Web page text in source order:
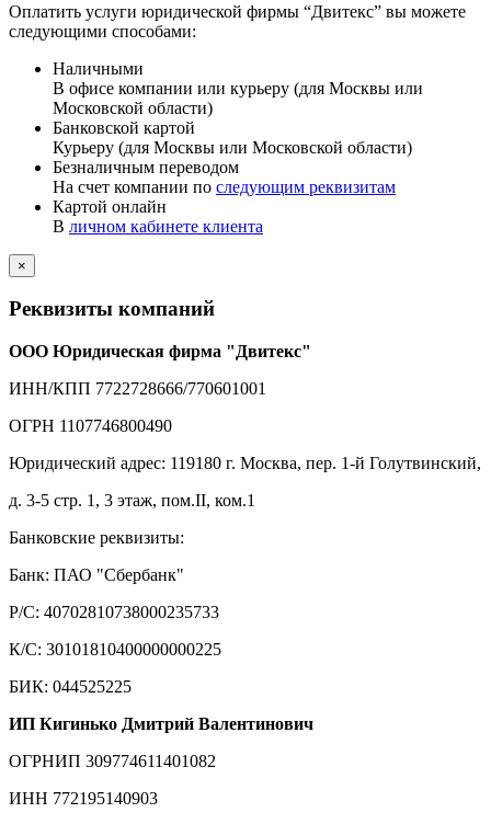
Оплатить услуги юридической фирмы “Двитекс” вы можете
следующими способами:
Наличными
В офисе компании или курьеру (для Москвы или
Московской области)
Банковской картой
Курьеру (для Москвы или Московской области)
Безналичным переводом
На счет компании по следующим реквизитам
Картой онлайн
В личном кабинете клиента
×
Реквизиты компаний
ООО Юридическая фирма "Двитекс"
ИНН/КПП 7722728666/770601001
ОГРН 1107746800490
Юридический адрес: 119180 г. Москва, пер. 1-й Голутвинский,
д. 3-5 стр. 1, 3 этаж, пом.II, ком.1
Банковские реквизиты:
Банк: ПАО "Сбербанк"
Р/С: 40702810738000235733
К/С: 30101810400000000225
БИК: 044525225
ИП Кигинько Дмитрий Валентинович
ОГРНИП 309774611401082
ИНН 772195140903